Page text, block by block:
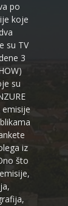
po
koje
su TV
3
su
iz
što